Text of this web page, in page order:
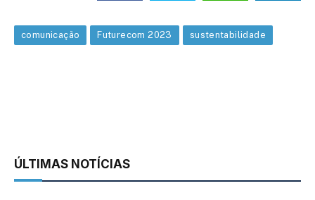
comunicação Futurecom 2023 sustentabilidade
ÚLTIMAS NOTÍCIAS